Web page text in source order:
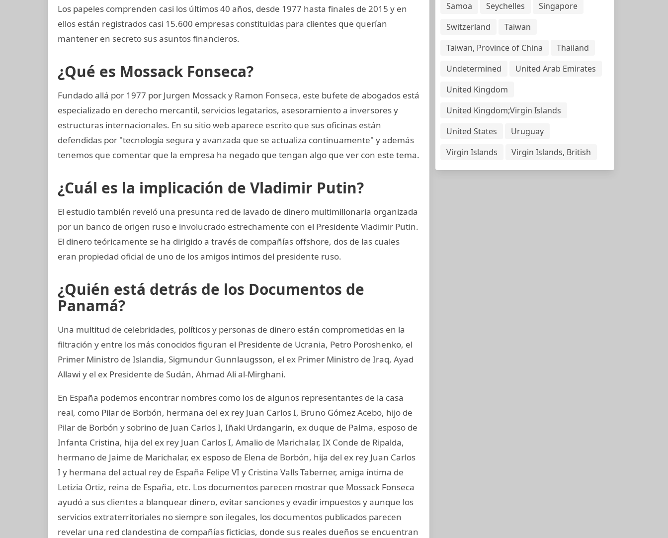
Los papeles comprenden casi los últimos 40 años, desde 1977 hasta finales de 2015 y en
ellos están registrados casi 15.600 empresas constituidas para clientes que querían
mantener en secreto sus asuntos financieros.
¿Qué es Mossack Fonseca?
Fundado allá por 1977 por Jurgen Mossack y Ramon Fonseca, este bufete de abogados está
especializado en derecho mercantil, servicios legatarios, asesoramiento a inversores y
estructuras internacionales. En su sitio web aparece escrito que sus oficinas están
defendidas por "tecnología segura y avanzada que se actualiza continuamente" y además
tenemos que comentar que la empresa ha negado que tengan algo que ver con este tema.
¿Cuál es la implicación de Vladimir Putin?
El estudio también reveló una presunta red de lavado de dinero multimillonaria organizada
por un banco de origen ruso e involucrado estrechamente con el Presidente Vladimir Putin.
El dinero teóricamente se ha dirigido a través de compañías offshore, dos de las cuales
eran propiedad oficial de uno de los amigos intimos del presidente ruso.
¿Quién está detrás de los Documentos de
Panamá?
Una multitud de celebridades, políticos y personas de dinero están comprometidas en la
filtración y entre los más conocidos figuran el Presidente de Ucrania, Petro Poroshenko, el
Primer Ministro de Islandia, Sigmundur Gunnlaugsson, el ex Primer Ministro de Iraq, Ayad
Allawi y el ex Presidente de Sudán, Ahmad Ali al-Mirghani.
En España podemos encontrar nombres como los de algunos representantes de la casa
real, como Pilar de Borbón, hermana del ex rey Juan Carlos I, Bruno Gómez Acebo, hijo de
Pilar de Borbón y sobrino de Juan Carlos I, Iñaki Urdangarin, ex duque de Palma, esposo de
Infanta Cristina, hija del ex rey Juan Carlos I, Amalio de Marichalar, IX Conde de Ripalda,
hermano de Jaime de Marichalar, ex esposo de Elena de Borbón, hija del ex rey Juan Carlos
I y hermana del actual rey de España Felipe VI y Cristina Valls Taberner, amiga íntima de
Letizia Ortiz, reina de España, etc. Los documentos parecen mostrar que Mossack Fonseca
ayudó a sus clientes a blanquear dinero, evitar sanciones y evadir impuestos y aunque los
servicios extraterritoriales no siempre son ilegales, los documentos publicados parecen
revelar una red clandestina de compañías ficticias, donde sus reales dueños se encuentran
Samoa
Seychelles
Singapore
Switzerland
Taiwan
Taiwan, Province of China
Thailand
Undetermined
United Arab Emirates
United Kingdom
United Kingdom;Virgin Islands
United States
Uruguay
Virgin Islands
Virgin Islands, British